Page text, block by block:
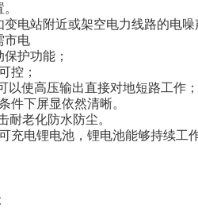
电站附近或架空电力线路的电
市电
护功能；
控；
以使高压输出直接对地短路工作；
件下屏显依然清晰。
耐老化防水防尘。
充电锂电池，锂电池能够持续工